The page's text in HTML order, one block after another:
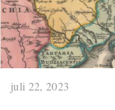
juli 22, 2023